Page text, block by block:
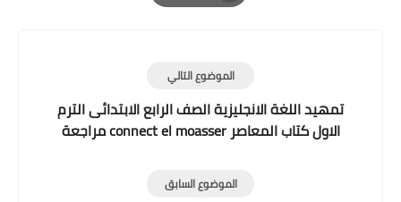
Print
الموضوع التالي
تمهيد اللغة الانجليزية الصف الرابع الابتدائى الترم
الاول كتاب المعاصر connect el moasser مراجعة
الموضوع السابق